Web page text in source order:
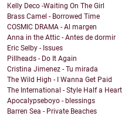
Kelly Deco -Waiting On The Girl
Brass Camel - Borrowed Time
COSMIC DRAMA - Al margen
Anna in the Attic - Antes de dormir
Eric Selby - Issues
Pillheads - Do It Again
Cristina Jimenez - Tu mirada
The Wild High - I Wanna Get Paid
The International - Style Half a Heart
Apocalypseboyo - blessings
Barren Sea - Private Beaches